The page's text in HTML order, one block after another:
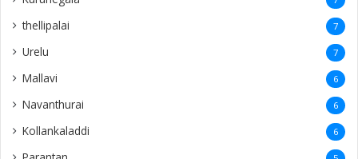
thellipalai 7
Urelu 7
Mallavi 6
Navanthurai 6
Kollankaladdi 6